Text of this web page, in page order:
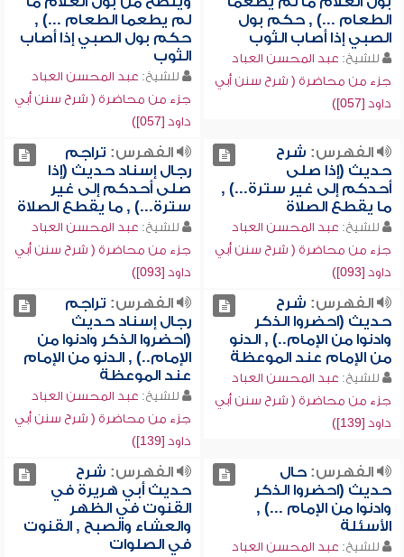
الطعام ...) , حكم بول
الصبي إذا أصاب الثوب
للشيخ: عبد المحسن العباد
جزء من محاضرة ( شرح سنن أبي
داود [057])
لم يطعما الطعام ...) ,
حكم بول الصبي إذا أصاب
الثوب
للشيخ: عبد المحسن العباد
جزء من محاضرة ( شرح سنن أبي
داود [057])
الفهرس: شرح
حديث (إذا صلى
أحدكم إلى غير سترة...) ,
ما يقطع الصلاة
للشيخ: عبد المحسن العباد
جزء من محاضرة ( شرح سنن أبي
داود [093])
الفهرس: تراجم
رجال إسناد حديث (إذا
صلى أحدكم إلى غير
سترة...) , ما يقطع الصلاة
للشيخ: عبد المحسن العباد
جزء من محاضرة ( شرح سنن أبي
داود [093])
الفهرس: شرح
حديث (احضروا الذكر
وادنوا من الإمام..) , الدنو
من الإمام عند الموعظة
للشيخ: عبد المحسن العباد
جزء من محاضرة ( شرح سنن أبي
داود [139])
الفهرس: تراجم
رجال إسناد حديث
(احضروا الذكر وادنوا من
الإمام..) , الدنو من الإمام
عند الموعظة
للشيخ: عبد المحسن العباد
جزء من محاضرة ( شرح سنن أبي
داود [139])
الفهرس:حال
حديث (احضروا الذكر
وادنوا من الإمام ...) ,
الأسئلة
للشيخ: عبد المحسن العباد
الفهرس: شرح
حديث أبي هريرة في
القنوت في الظهر
والعشاء والصبح , القنوت
في الصلوات